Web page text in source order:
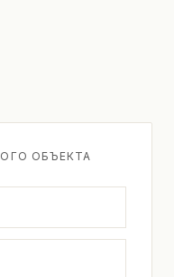
ОБЪЕКТА